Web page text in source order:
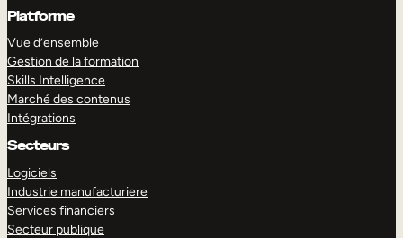
Platforme
Vue d’ensemble
Gestion de la formation
Skills Intelligence
Marché des contenus
Intégrations
Secteurs
Logiciels
Industrie manufacturiere
Services financiers
Secteur publique